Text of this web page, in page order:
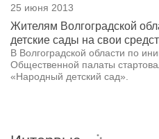
25 июня 2013
Жителям Волгоградской
детские сады на свои
В Волгоградской области по
Общественной палаты
«Народный детский сад».